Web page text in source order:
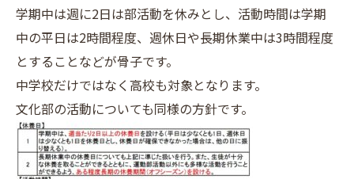
学期中は週に2日は部活動を休みとし、活動時間は学期
中の平日は2時間程度、週休日や長期休業中は3時間程度
とすることなどが骨子です。
中学校だけではなく高校も対象となります。
文化部の活動についても同様の方針です。